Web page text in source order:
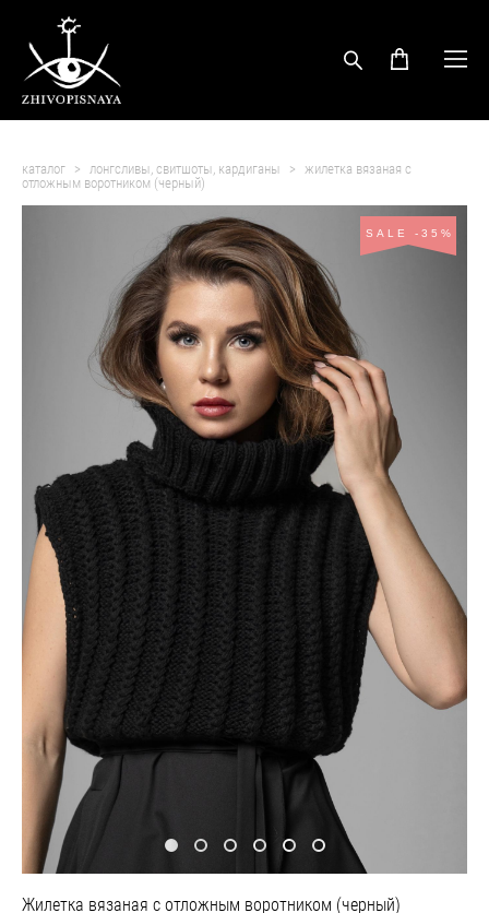
каталог > лонгсливы, свитшоты, кардиганы > жилетка вязаная с
отложным воротником (черный)
SALE -35%
Жилетка вязаная с отложным воротником (черный)